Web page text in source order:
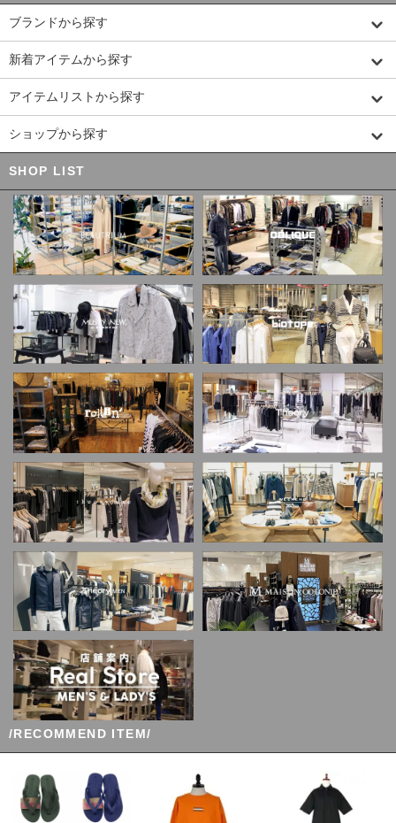
ブランドから探す
新着アイテムから探す
アイテムリストから探す
ショップから探す
SHOP LIST
/RECOMMEND ITEM/